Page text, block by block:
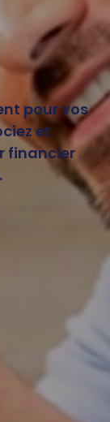
pour vos
et
financier